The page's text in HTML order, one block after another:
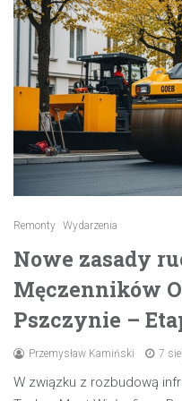
Remonty Wydarzenia
Nowe zasady
Męczenników
Pszczynie –
Przemysław Kamiński 7
W związku z rozbudową